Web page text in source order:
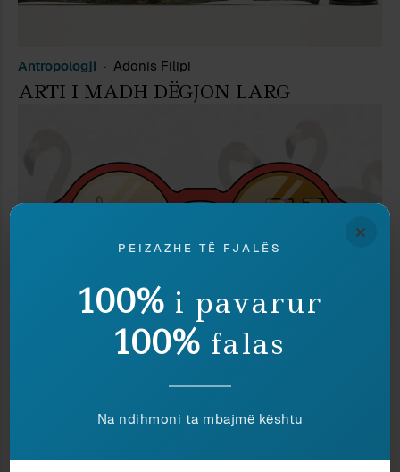
Antropologji Adonis Filipi
ARTI I MADH DËGJON LARG
PO UNË QË NUK VOTOJ PËR TY?
×
PEIZAZHE TË FJALËS
100% i pavarur
100% falas
Na ndihmoni ta mbajmë kështu